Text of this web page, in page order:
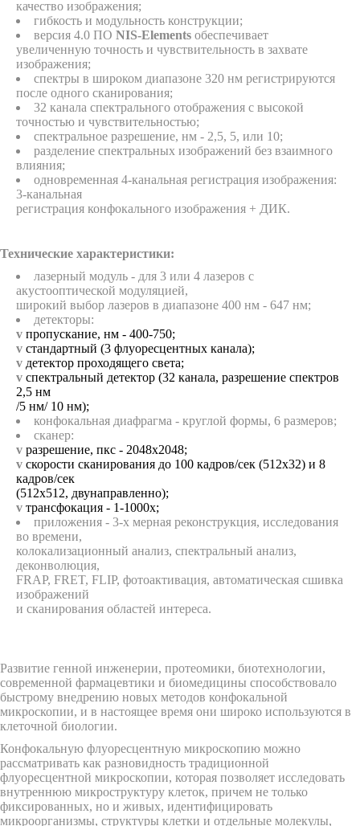
качество изображения;
гибкость и модульность конструкции;
версия 4.0 ПО NIS-Elements обеспечивает
увеличенную точность и чувствительность в захвате
изображения;
спектры в широком диапазоне 320 нм регистрируются
после одного сканирования;
32 канала спектрального отображения с высокой
точностью и чувствительностью;
спектральное разрешение, нм - 2,5, 5, или 10;
разделение спектральных изображений без взаимного
влияния;
одновременная 4-канальная регистрация изображения:
3-канальная
регистрация конфокального изображения + ДИК.
Технические характеристики:
лазерный модуль - для 3 или 4 лазеров с
акустооптической модуляцией,
широкий выбор лазеров в диапазоне 400 нм - 647 нм;
детекторы:
v пропускание, нм - 400-750;
v стандартный (3 флуоресцентных канала);
v детектор проходящего света;
v спектральный детектор (32 канала, разрешение спектров
2,5 нм
/5 нм/ 10 нм);
конфокальная диафрагма - круглой формы, 6 размеров;
сканер:
v разрешение, пкс - 2048х2048;
v скорости сканирования до 100 кадров/сек (512x32) и 8
кадров/сек
(512x512, двунаправленно);
v трансфокация - 1-1000х;
приложения - 3-х мерная реконструкция, исследования
во времени,
колокализационный анализ, спектральный анализ,
деконволюция,
FRAP, FRET, FLIP, фотоактивация, автоматическая сшивка
изображений
и сканирования областей интереса.
Развитие генной инженерии, протеомики, биотехнологии,
современной фармацевтики и биомедицины способствовало
быстрому внедрению новых методов конфокальной
микроскопии, и в настоящее время они широко используются в
клеточной биологии.
Конфокальную флуоресцентную микроскопию можно
рассматривать как разновидность традиционной
флуоресцентной микроскопии, которая позволяет исследовать
внутреннюю микроструктуру клеток, причем не только
фиксированных, но и живых, идентифицировать
микроорганизмы, структуры клетки и отдельные молекулы,